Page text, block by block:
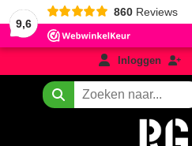
9,6
860 Reviews
login
Inloggen
Zoeken